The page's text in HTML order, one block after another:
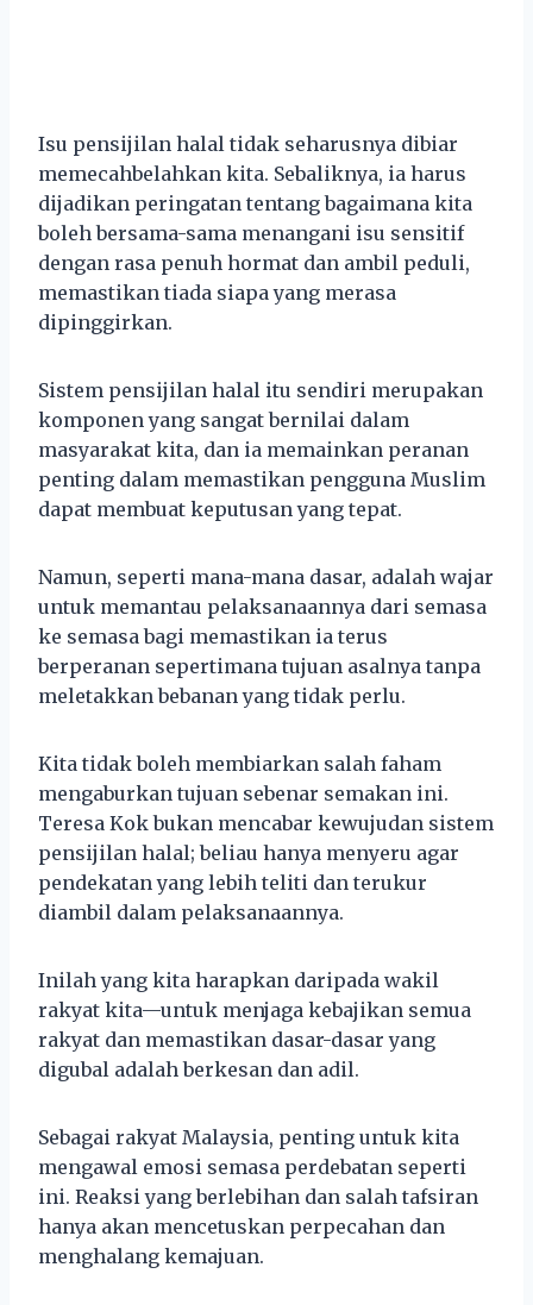
Isu pensijilan halal tidak seharusnya dibiar
memecahbelahkan kita. Sebaliknya, ia harus
dijadikan peringatan tentang bagaimana kita
boleh bersama-sama menangani isu sensitif
dengan rasa penuh hormat dan ambil peduli,
memastikan tiada siapa yang merasa
dipinggirkan.
Sistem pensijilan halal itu sendiri merupakan
komponen yang sangat bernilai dalam
masyarakat kita, dan ia memainkan peranan
penting dalam memastikan pengguna Muslim
dapat membuat keputusan yang tepat.
Namun, seperti mana-mana dasar, adalah wajar
untuk memantau pelaksanaannya dari semasa
ke semasa bagi memastikan ia terus
berperanan sepertimana tujuan asalnya tanpa
meletakkan bebanan yang tidak perlu.
Kita tidak boleh membiarkan salah faham
mengaburkan tujuan sebenar semakan ini.
Teresa Kok bukan mencabar kewujudan sistem
pensijilan halal; beliau hanya menyeru agar
pendekatan yang lebih teliti dan terukur
diambil dalam pelaksanaannya.
Inilah yang kita harapkan daripada wakil
rakyat kita—untuk menjaga kebajikan semua
rakyat dan memastikan dasar-dasar yang
digubal adalah berkesan dan adil.
Sebagai rakyat Malaysia, penting untuk kita
mengawal emosi semasa perdebatan seperti
ini. Reaksi yang berlebihan dan salah tafsiran
hanya akan mencetuskan perpecahan dan
menghalang kemajuan.